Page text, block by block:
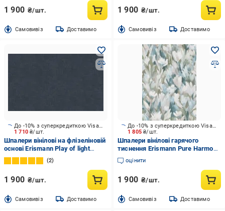
1 900 ₴/шт.
Cамовивіз Доставимо
1 900 ₴/шт.
Cамовивіз Доставимо
1 710₴/шт.
До -10% з суперкредиткою Visa Вигода
Шпалери вінілові на флізеліновій
основі Erismann Play of light
12203-08 1,06x10,05 м
2
1 900 ₴/шт.
Cамовивіз Доставимо
1 805₴/шт.
До -10% з суперкредиткою Visa Вигода
Шпалери вінілові гарячого
тиснення Erismann Pure Harmony
12275-07 1,06x10,05 м
оцінити
1 900 ₴/шт.
Cамовивіз Доставимо